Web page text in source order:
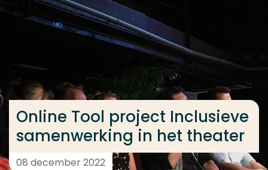
Ga direct naar de content
... > Online Tool Inclusieve samenwerking in het
Online Tool project Inclusieve
samenwerking in het theater
08 december 2022
Veel gezocht
Opleiding